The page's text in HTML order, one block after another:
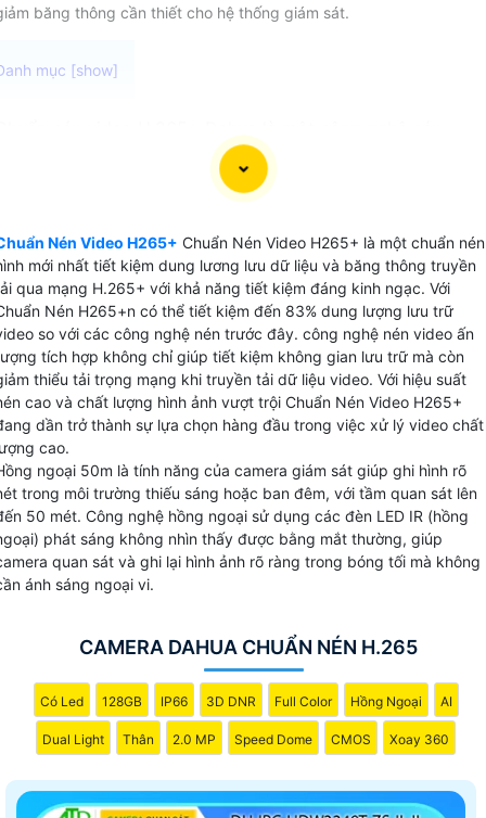
băng thông cần thiết cho hệ thống giám sát.
trên camera quan sát được sử dụng trên các thiết bị
video camera cao cấp là chip xử lý video thông minh .
nghệ này cung cấp khả năng nén video hiệu quả đến
giúp giảm dung lượng file video mà vẫn duy trì chất
hình ảnh cao.
Chuẩn nén video H.265+ Dahua có thể lưu trữ video dài
một cách tiết kiệm với dung lượng nhỏ gọn hơn so với
chuẩn nén truyền thống. Đồng thời, chất lượng hình ảnh
giữ nguyên, không bị giảm sút khi nén.
Nén Video H265+ Chuẩn Nén Video H265+ là một chuẩn nén
mới nhất tiết kiệm dung lương lưu dữ liệu và băng thông truyền
qua mạng H.265+ với khả năng tiết kiệm đáng kinh ngạc. Với
Nén H265+n có thể tiết kiệm đến 83% dung lượng lưu trữ
so với các công nghệ nén trước đây. công nghệ nén video ấn
tích hợp không chỉ giúp tiết kiệm không gian lưu trữ mà còn
thiểu tải trọng mạng khi truyền tải dữ liệu video. Với hiệu suất
cao và chất lượng hình ảnh vượt trội Chuẩn Nén Video H265+
dần trở thành sự lựa chọn hàng đầu trong việc xử lý video chất
cao.
ngoại 50m là tính năng của camera giám sát giúp ghi hình rõ
trong môi trường thiếu sáng hoặc ban đêm, với tầm quan sát lên
50 mét. Công nghệ hồng ngoại sử dụng các đèn LED IR (hồng
phát sáng không nhìn thấy được bằng mắt thường, giúp
quan sát và ghi lại hình ảnh rõ ràng trong bóng tối mà không
ánh sáng ngoại vi.
CAMERA DAHUA CHUẨN NÉN H.265
Có Led 128GB IP66 3D DNR Full Color Hồng Ngoại AI
Dual Light Thân 2.0 MP Speed Dome CMOS Xoay 360